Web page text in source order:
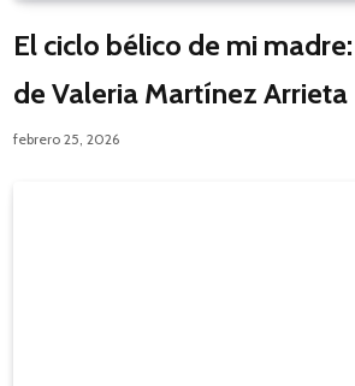
El ciclo bélico de mi
de Valeria Martínez Arrieta
febrero 25, 2026